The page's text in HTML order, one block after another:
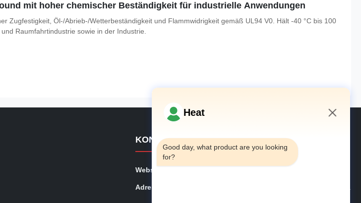
mit hoher chemischer Beständigkeit für industrielle Anwendungen
Zugfestigkeit, Öl-/Abrieb-/Wetterbeständigkeit und Flammwidrigkeit gemäß UL94 V0. Hält -40 °C bis 100
Raumfahrtindustrie sowie in der Industrie.
KONTAKTDETAILS
Webseite:
Adresse:
Heat
Good day, what product are you looking
for?